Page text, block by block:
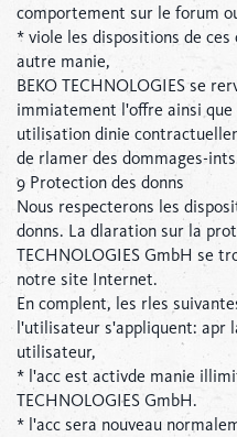
comportement sur le forum
* viole les dispositions de
autre manie,
BEKO TECHNOLOGIES se
immiatement l'offre ainsi que
utilisation dinie
de rlamer des dommages-
9 Protection des donns
Nous respecterons les
donns. La dlaration sur la
TECHNOLOGIES GmbH se
notre site Internet.
En complent, les rles
l'utilisateur s'appliquent: apr
utilisateur,
* l'acc est activde manie
TECHNOLOGIES GmbH.
* l'acc sera nouveau